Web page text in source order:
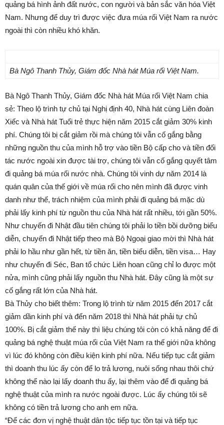
quảng bá hình ảnh đất nước, con người và bản sắc văn hóa Việt
Nam. Nhưng để duy trì được việc đưa múa rối Việt Nam ra nước
ngoài thì còn nhiều khó khăn.
Bà Ngô Thanh Thủy, Giám đốc Nhà hát Múa rối Việt Nam.
Bà Ngô Thanh Thủy, Giám đốc Nhà hát Múa rối Việt Nam chia
sẻ: Theo lộ trình tự chủ tại Nghị định 40, Nhà hát cùng Liên đoàn
Xiếc và Nhà hát Tuổi trẻ thực hiện năm 2015 cắt giảm 30% kinh
phí. Chúng tôi bị cắt giảm rồi mà chúng tôi vẫn cố gắng bằng
những nguồn thu của mình hỗ trợ vào tiền Bộ cấp cho và tiền đối
tác nước ngoài xin được tài trợ, chúng tôi vẫn cố gắng quyết tâm
đi quảng bá múa rối nước nhà. Chúng tôi vinh dự năm 2014 là
quán quân của thế giới về múa rối cho nên mình đã được vinh
danh như thế, trách nhiệm của mình phải đi quảng bá mặc dù
phải lấy kinh phí từ nguồn thu của Nhà hát rất nhiều, tới gần 50%.
Như chuyến đi Nhật đầu tiên chúng tôi phải lo tiền bồi dưỡng biểu
diễn, chuyến đi Nhật tiếp theo mà Bộ Ngoại giao mời thì Nhà hát
phải lo hầu như gần hết, từ tiền ăn, tiền biểu diễn, tiền visa… Hay
như chuyến đi Séc, Ban tổ chức Liên hoan cũng chỉ lo được một
nửa, mình cũng phải lấy nguồn thu Nhà hát. Đây cũng là một sự
cố gắng rất lớn của Nhà hát.
Bà Thủy cho biết thêm: Trong lộ trình từ năm 2015 đến 2017 cắt
giảm dần kinh phí và đến năm 2018 thì Nhà hát phải tự chủ
100%. Bị cắt giảm thế này thì liệu chúng tôi còn có khả năng để đi
quảng bá nghệ thuật múa rối của Việt Nam ra thế giới nữa không
vì lúc đó không còn điều kiện kinh phí nữa. Nếu tiếp tục cắt giảm
thì doanh thu lúc ấy còn để lo trả lương, nuôi sống nhau thôi chứ
không thể nào lại lấy doanh thu ấy, lại thêm vào để đi quảng bá
nghệ thuật của mình ra nước ngoài được. Lúc ấy chúng tôi sẽ
không có tiền trả lương cho anh em nữa.
“Để các đơn vị nghệ thuật dân tộc tiếp tục tồn tại và tiếp tục